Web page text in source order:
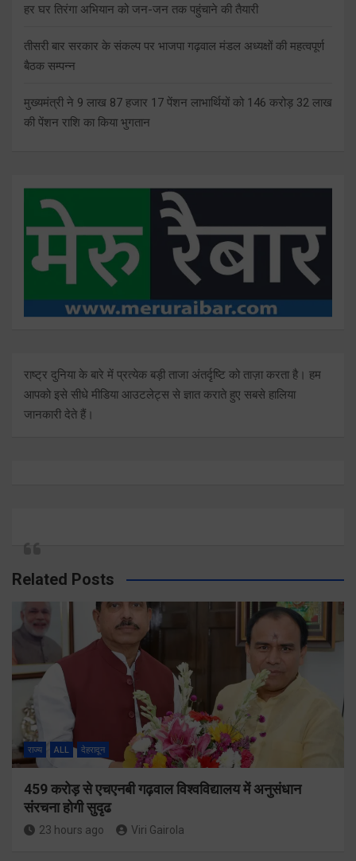
हर घर तिरंगा अभियान को जन-जन तक पहुंचाने की तैयारी
तीसरी बार सरकार के संकल्प पर भाजपा गढ़वाल मंडल अध्यक्षों की महत्वपूर्ण
बैठक सम्पन्न
मुख्यमंत्री ने 9 लाख 87 हजार 17 पेंशन लाभार्थियों को 146 करोड़ 32 लाख
की पेंशन राशि का किया भुगतान
राष्ट्र दुनिया के बारे में प्रत्येक बड़ी ताजा अंतर्दृष्टि को ताज़ा करता है। हम
आपको इसे सीधे मीडिया आउटलेट्स से ज्ञात कराते हुए सबसे हालिया
जानकारी देते हैं।
Related Posts
राज्य ALL देहरादून
459 करोड़ से एचएनबी गढ़वाल विश्वविद्यालय में अनुसंधान
संरचना होगी सुदृढ
23 hours ago Viri Gairola